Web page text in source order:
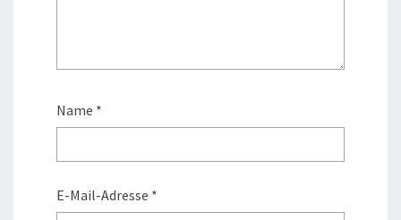
Name *
E-Mail-Adresse *